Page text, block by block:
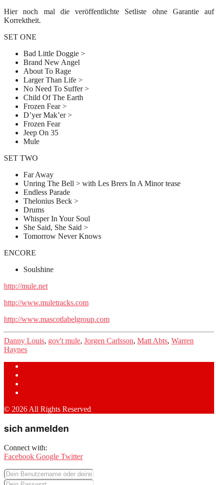
Hier noch mal die veröffentlichte Setliste ohne Garantie auf
Korrektheit.
SET ONE
Bad Little Doggie >
Brand New Angel
About To Rage
Larger Than Life >
No Need To Suffer >
Child Of The Earth
Frozen Fear >
D’yer Mak’er >
Frozen Fear
Jeep On 35
Mule
SET TWO
Far Away
Unring The Bell > with Les Brers In A Minor tease
Endless Parade
Thelonius Beck >
Drums
Whisper In Your Soul
She Said, She Said >
Tomorrow Never Knows
ENCORE
Soulshine
http://mule.net
http://www.muletracks.com
http://www.mascotlabelgroup.com
Danny Louis, gov't mule, Jorgen Carlsson, Matt Abts, Warren
Haynes
© 2026 All Rights Reserved
sich anmelden
Connect with:
Facebook Google Twitter